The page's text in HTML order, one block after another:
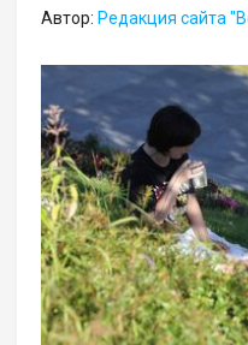
Автор: Редакция сайта